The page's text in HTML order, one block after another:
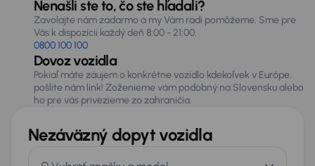
Nenašli ste to, čo ste hľadali?
Zavolajte nám zadarmo a my Vám radi pomôžeme. Sme pre
Vás k dispozícii každý deň 8:00 - 21:00.
0800 100 100
Dovoz vozidla
Pokiaľ máte záujem o konkrétne vozidlo kdekoľvek v Európe,
pošlite nám link! Zoženieme vám podobný na Slovensku alebo
ho pre vás privezieme zo zahraničia.
Nezáväzný dopyt vozidla